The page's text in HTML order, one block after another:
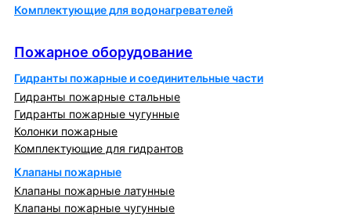
Комплектующие для водонагревателей
Пожарное оборудование
Гидранты пожарные и соединительные части
Гидранты пожарные стальные
Гидранты пожарные чугунные
Колонки пожарные
Комплектующие для гидрантов
Клапаны пожарные
Клапаны пожарные латунные
Клапаны пожарные чугунные